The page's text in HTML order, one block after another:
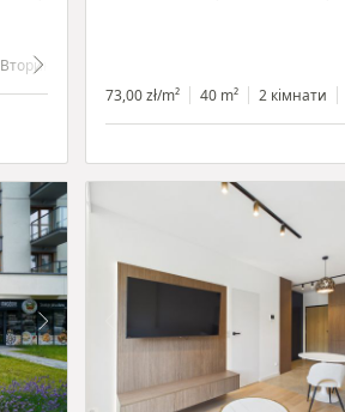
Вторинний
73,00 zł/m² 40 m² 2 кімнати